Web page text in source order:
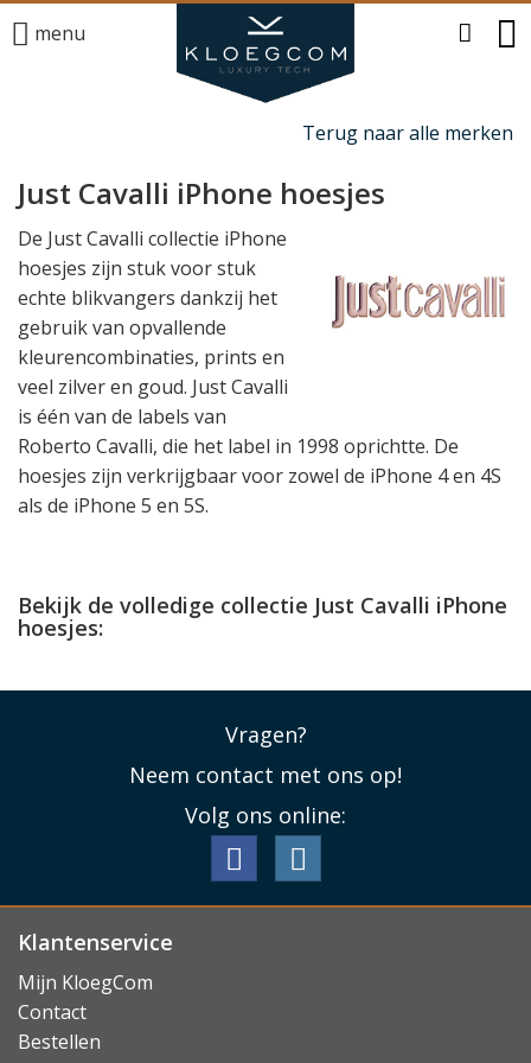
menu
Terug naar alle merken
Just Cavalli iPhone hoesjes
De Just Cavalli collectie iPhone
hoesjes zijn stuk voor stuk
echte blikvangers dankzij het
gebruik van opvallende
kleurencombinaties, prints en
veel zilver en goud. Just Cavalli
is één van de labels van
Roberto Cavalli, die het label in 1998 oprichtte. De
hoesjes zijn verkrijgbaar voor zowel de iPhone 4 en 4S
als de iPhone 5 en 5S.
Bekijk de volledige collectie Just Cavalli iPhone
hoesjes:
Vragen?
Neem contact met ons op!
Volg ons online:
Klantenservice
Mijn KloegCom
Contact
Bestellen